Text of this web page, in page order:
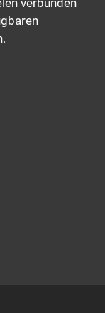
verbunden